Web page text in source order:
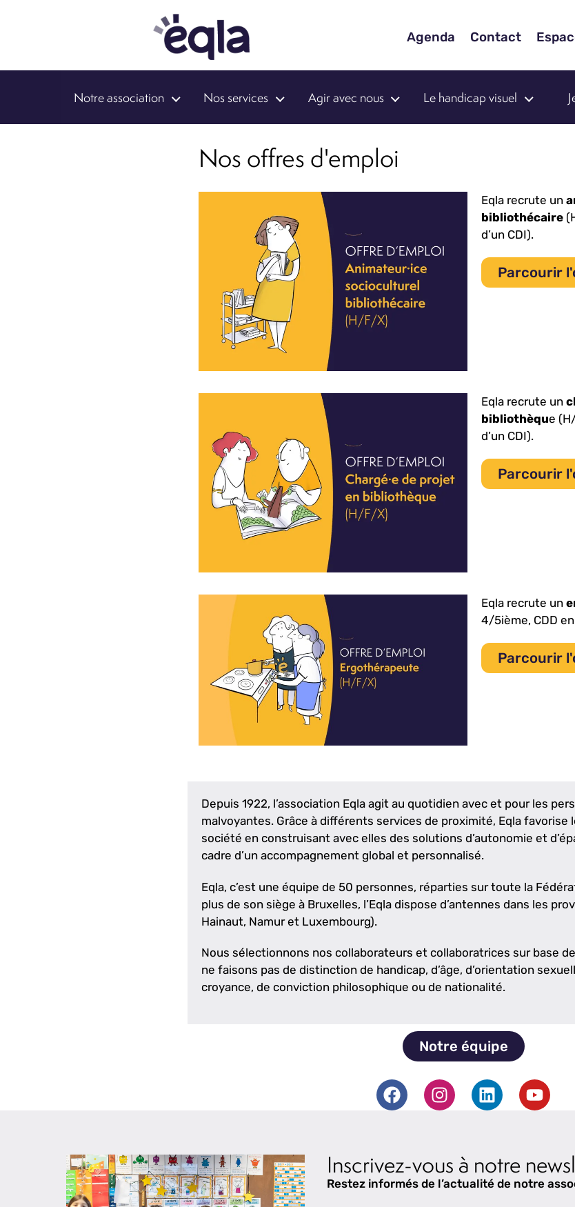
Agenda Contact
Notre association Nos services Agir avec nous Le handicap visuel
Nos offres d'emploi
Eqla recrute un
bibliothécaire
d’un CDI).
Parcourir
Eqla recrute un
bibliothèque
d’un CDI).
Parcourir
Eqla recrute un
4/5ième, CDD en
Parcourir
Depuis 1922, l’association Eqla agit au quotidien avec et pour les
malvoyantes. Grâce à différents services de proximité, Eqla favorise
société en construisant avec elles des solutions d’autonomie et
cadre d’un accompagnement global et personnalisé.
Eqla, c’est une équipe de 50 personnes, réparties sur toute la
plus de son siège à Bruxelles, l’Eqla dispose d’antennes dans les
Hainaut, Namur et Luxembourg).
Nous sélectionnons nos collaborateurs et collaboratrices sur base
ne faisons pas de distinction de handicap, d’âge, d’orientation
croyance, de conviction philosophique ou de nationalité.
Notre équipe
Inscrivez-vous à notre
Restez informés de l’actualité de notre